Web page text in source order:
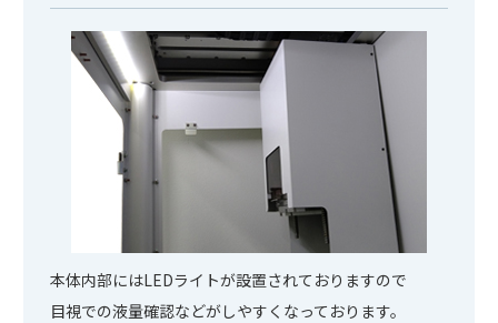
本体内部にはLEDライトが設置されておりますので
目視での液量確認などがしやすくなっております。